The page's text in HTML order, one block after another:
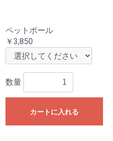
ペットボール
￥3,850
数量
カートに入れる